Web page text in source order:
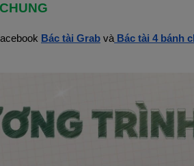
Bác tài Grab và Bác tài 4 bánh